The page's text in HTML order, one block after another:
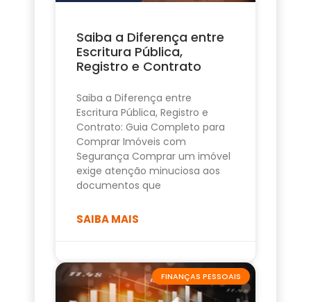
Saiba a Diferença entre
Escritura Pública,
Registro e Contrato
Saiba a Diferença entre
Escritura Pública, Registro e
Contrato: Guia Completo para
Comprar Imóveis com
Segurança Comprar um imóvel
exige atenção minuciosa aos
documentos que
SAIBA MAIS
FINANÇAS PESSOAIS